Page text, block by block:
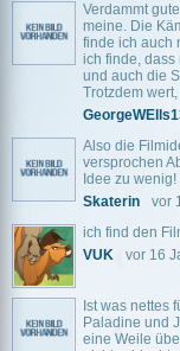
Verdammt
meine. Die
finde ich auch
ich finde, dass
und auch die
Trotzdem
Also die
versprochen
Idee zu wenig!
Skaterin
vor
ich find den
VUK
vor 16
Ist was nettes
Paladine und
eine Weile